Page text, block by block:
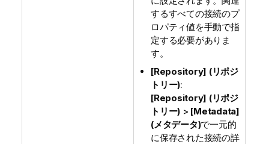
するすべての接続のプ
ロパティ値を手動で指
定する必要がありま
す。
[Repository] (リポジ
トリー):
[Repository] (リポジ
トリー) > [Metadata]
(メタデータ)で一元的
に保存された接続の詳